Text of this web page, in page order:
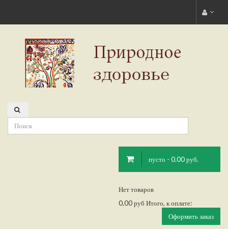
пусто - 0.00 руб.
Нет товаров
0,00 руб Итого, к оплате:
Оформить заказ